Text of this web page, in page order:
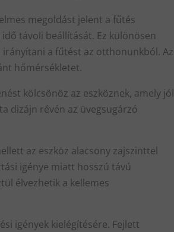
megoldást jelent a fűtés
távoli beállítását. Ez különösen
a fűtést az otthonunkból. Az
hőmérsékletet.
kölcsönöz az eszköznek, amely jól
dizájn révén az üvegsugárzó
az eszköz alacsony zajszinttel
igénye miatt hosszú távú
élvezhetik a kellemes
igények kielégítésére. Fejlett